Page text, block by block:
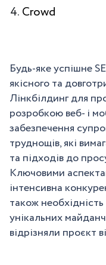
Crowd
Будь-яке успішне
якісного та
Лінкбілдинг для
розробкою веб- і
забезпечення
труднощів, які
та підходів до
Ключовими
інтенсивна
також
унікальних
відрізняли проєкт